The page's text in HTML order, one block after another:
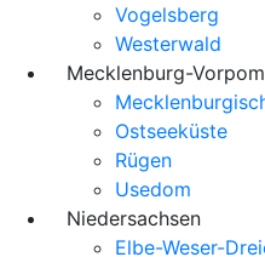
Vogelsberg
Westerwald
Mecklenburg-
Ostseeküste
Rügen
Usedom
Niedersachsen
Elbe-Weser-